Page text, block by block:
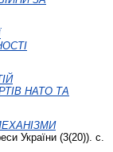
НАТО ТА
України (3(20)). с.